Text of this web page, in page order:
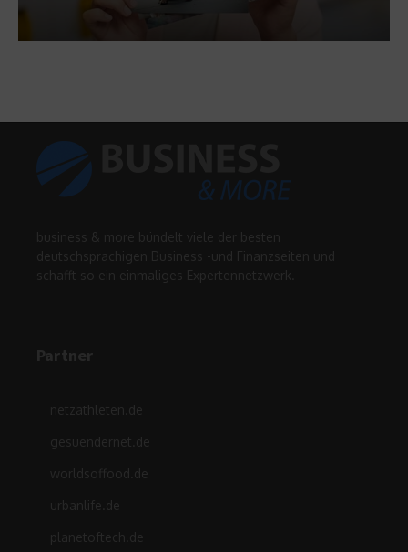
business & more bündelt viele der besten
deutschsprachigen Business -und Finanzseiten und
schafft so ein einmaliges Expertennetzwerk.
Partner
netzathleten.de
gesuendernet.de
worldsoffood.de
urbanlife.de
planetoftech.de